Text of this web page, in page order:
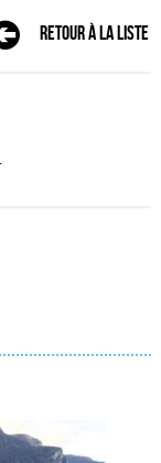
Retour à la liste